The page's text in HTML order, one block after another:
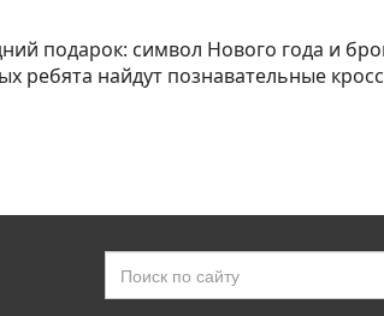
подарок: символ Нового года и
ребята найдут познавательные